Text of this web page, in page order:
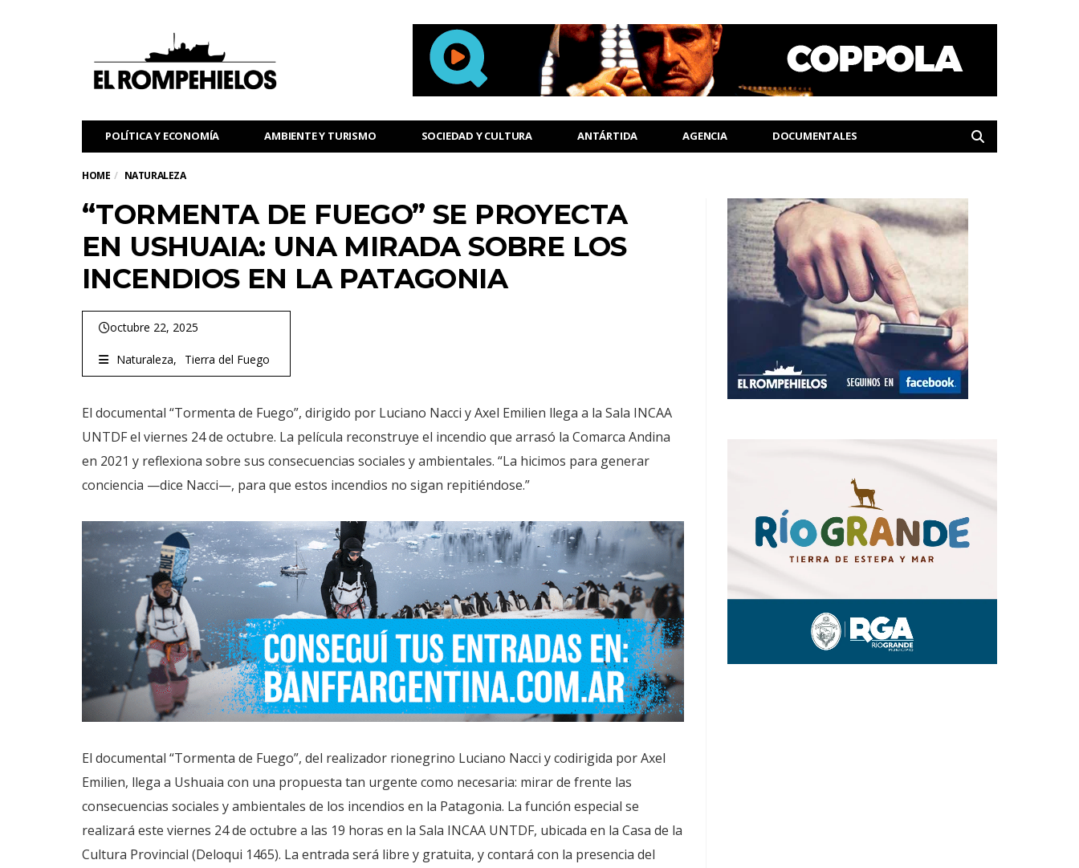
POLÍTICA Y ECONOMÍA AMBIENTE Y TURISMO SOCIEDAD Y CULTURA ANTÁRTIDA AGENCIA DOCUMENTALES
HOME NATURALEZA
“TORMENTA DE FUEGO” SE PROYECTA
EN USHUAIA: UNA MIRADA SOBRE LOS
INCENDIOS EN LA PATAGONIA
octubre 22, 2025
Naturaleza Tierra del Fuego
El documental “Tormenta de Fuego”, dirigido por Luciano Nacci y Axel Emilien llega a la Sala INCAA
UNTDF el viernes 24 de octubre. La película reconstruye el incendio que arrasó la Comarca Andina
en 2021 y reflexiona sobre sus consecuencias sociales y ambientales. “La hicimos para generar
conciencia —dice Nacci—, para que estos incendios no sigan repitiéndose.”
El documental “Tormenta de Fuego”, del realizador rionegrino Luciano Nacci y codirigida por Axel
Emilien, llega a Ushuaia con una propuesta tan urgente como necesaria: mirar de frente las
consecuencias sociales y ambientales de los incendios en la Patagonia. La función especial se
realizará este viernes 24 de octubre a las 19 horas en la Sala INCAA UNTDF, ubicada en la Casa de la
Cultura Provincial (Deloqui 1465). La entrada será libre y gratuita, y contará con la presencia del